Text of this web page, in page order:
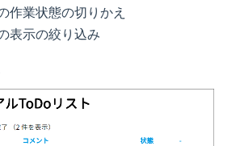
作業状態の切りかえ
表示の絞り込み